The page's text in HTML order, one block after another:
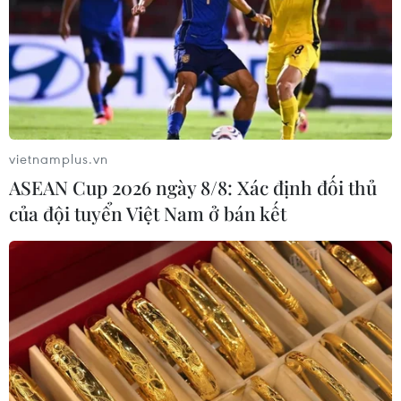
Bộ GD-ĐT công bố ngưỡng điểm sàn khối
ngành sư phạm và sức khỏe
21/07/2023 09:25
Theo công bố của Bộ Giáo dục và Đào tạo, ngưỡng
điểm sàn của khối ngành sức khỏe từ 19 đến 22,5 điểm,
khối ngành sư phạm từ 17 đến 19 điểm.
vietnamplus.vn
ASEAN Cup 2026 ngày 8/8: Xác định đối thủ
của đội tuyển Việt Nam ở bán kết